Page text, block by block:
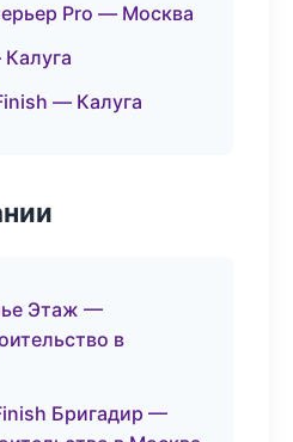
Pro — Москва
— Калуга
Этаж —
в
Бригадир —